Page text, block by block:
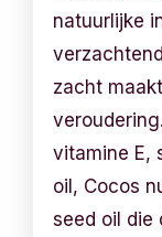
natuurlijke
zacht
vitamine E,
oil, Cocos
seed oil die